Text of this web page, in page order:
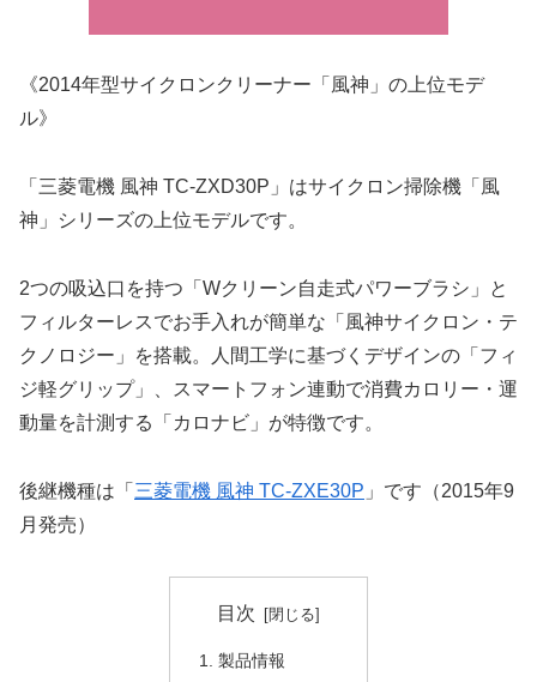
《2014年型サイクロンクリーナー「風神」の上位モデ
ル》
「三菱電機 風神 TC-ZXD30P」はサイクロン掃除機「風
神」シリーズの上位モデルです。
2つの吸込口を持つ「Wクリーン自走式パワーブラシ」と
フィルターレスでお手入れが簡単な「風神サイクロン・テ
クノロジー」を搭載。人間工学に基づくデザインの「フィ
ジ軽グリップ」、スマートフォン連動で消費カロリー・運
動量を計測する「カロナビ」が特徴です。
後継機種は「 三菱電機 風神 TC-ZXE30P 」です（2015年9
月発売）
目次
製品情報